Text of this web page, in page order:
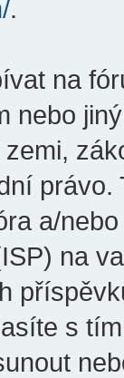
.
na
nebo
a/
na
s